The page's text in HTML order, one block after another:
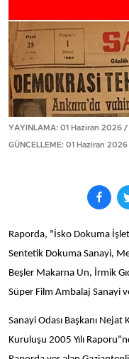
YAYINLAMA: 01 Haziran 2026 /
GÜNCELLEME: 01 Haziran 2026
Raporda, "İsko Dokuma
Sentetik Dokuma Sanayi,
Beşler Makarna Un, İrmik
Süper Film Ambalaj Sanayi
Sanayi Odası Başkanı
Kuruluşu 2005 Yılı